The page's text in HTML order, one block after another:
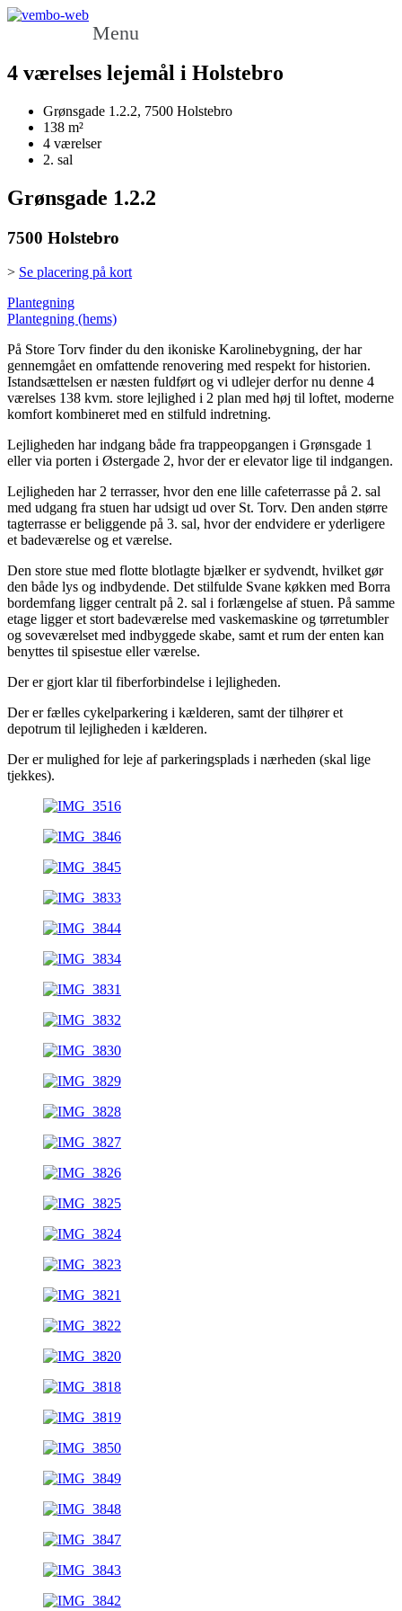
Menu
4 værelses lejemål i Holstebro
Grønsgade 1.2.2, 7500 Holstebro
138 m²
4 værelser
2. sal
Grønsgade 1.2.2
7500 Holstebro
> Se placering på kort
Plantegning
Plantegning (hems)
På Store Torv finder du den ikoniske Karolinebygning, der har
gennemgået en omfattende renovering med respekt for historien.
Istandsættelsen er næsten fuldført og vi udlejer derfor nu denne 4
værelses 138 kvm. store lejlighed i 2 plan med høj til loftet, moderne
komfort kombineret med en stilfuld indretning.
Lejligheden har indgang både fra trappeopgangen i Grønsgade 1
eller via porten i Østergade 2, hvor der er elevator lige til indgangen.
Lejligheden har 2 terrasser, hvor den ene lille cafeterrasse på 2. sal
med udgang fra stuen har udsigt ud over St. Torv. Den anden større
tagterrasse er beliggende på 3. sal, hvor der endvidere er yderligere
et badeværelse og et værelse.
Den store stue med flotte blotlagte bjælker er sydvendt, hvilket gør
den både lys og indbydende. Det stilfulde Svane køkken med Borra
bordemfang ligger centralt på 2. sal i forlængelse af stuen. På samme
etage ligger et stort badeværelse med vaskemaskine og tørretumbler
og soveværelset med indbyggede skabe, samt et rum der enten kan
benyttes til spisestue eller værelse.
Der er gjort klar til fiberforbindelse i lejligheden.
Der er fælles cykelparkering i kælderen, samt der tilhører et
depotrum til lejligheden i kælderen.
Der er mulighed for leje af parkeringsplads i nærheden (skal lige
tjekkes).